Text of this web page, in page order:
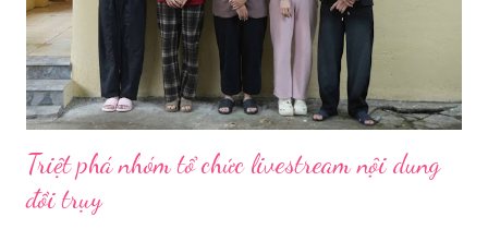
mà còn là trợ thủ đắc lực cho nhà bán hàng online, giáo viên,
doanh nghiệp, nhà sáng tạo nội dung. Việc lựa chọn đúng phần
mềm sẽ giúp bu...
Triệt phá nhóm tổ chức livestream nội dung
đồi trụy